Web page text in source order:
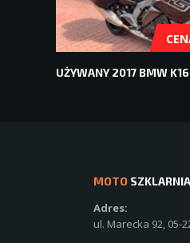
UŻYWANY 2017 BMW
MOTO SZKLARNIA
Adres:
ul. Marecka 92, 05-